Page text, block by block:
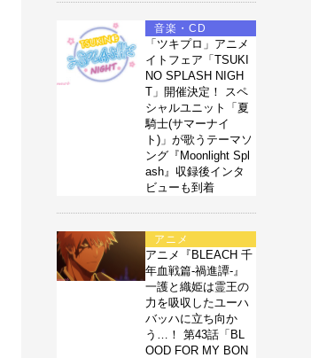
音楽・CD
「ツキプロ」アニメ
イトフェア「TSUKI
NO SPLASH NIGH
T」開催決定！ スペ
シャルユニット「夏
騎士(サマーナイ
ト)」が歌うテーマソ
ング『Moonlight Spl
ash』収録後インタ
ビューも到着
アニメ
アニメ『BLEACH 千
年血戦篇-禍進譚-』
一護と織姫は霊王の
力を吸収したユーハ
バッハに立ち向か
う…！ 第43話「BL
OOD FOR MY BON